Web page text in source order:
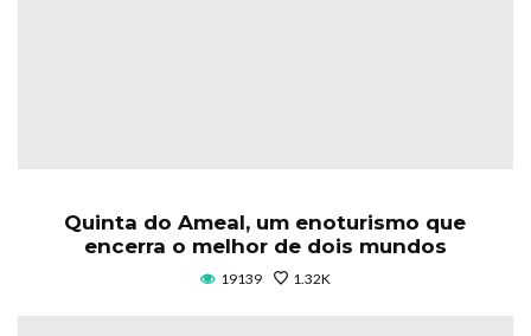
Quinta do Ameal, um enoturismo que
encerra o melhor de dois mundos
19139 1.32K